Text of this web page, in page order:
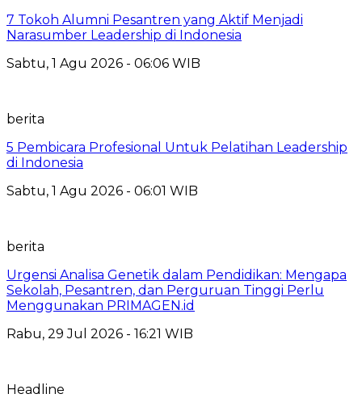
7 Tokoh Alumni Pesantren yang Aktif Menjadi
Narasumber Leadership di Indonesia
Sabtu, 1 Agu 2026 - 06:06 WIB
berita
5 Pembicara Profesional Untuk Pelatihan Leadership
di Indonesia
Sabtu, 1 Agu 2026 - 06:01 WIB
berita
Urgensi Analisa Genetik dalam Pendidikan: Mengapa
Sekolah, Pesantren, dan Perguruan Tinggi Perlu
Menggunakan PRIMAGEN.id
Rabu, 29 Jul 2026 - 16:21 WIB
Headline